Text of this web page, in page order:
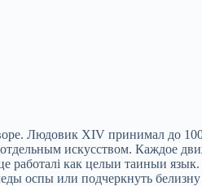
Людовик XIV принимал до
искусством. Каждое
работалi как целыи таиныи
оспы или подчеркнуть